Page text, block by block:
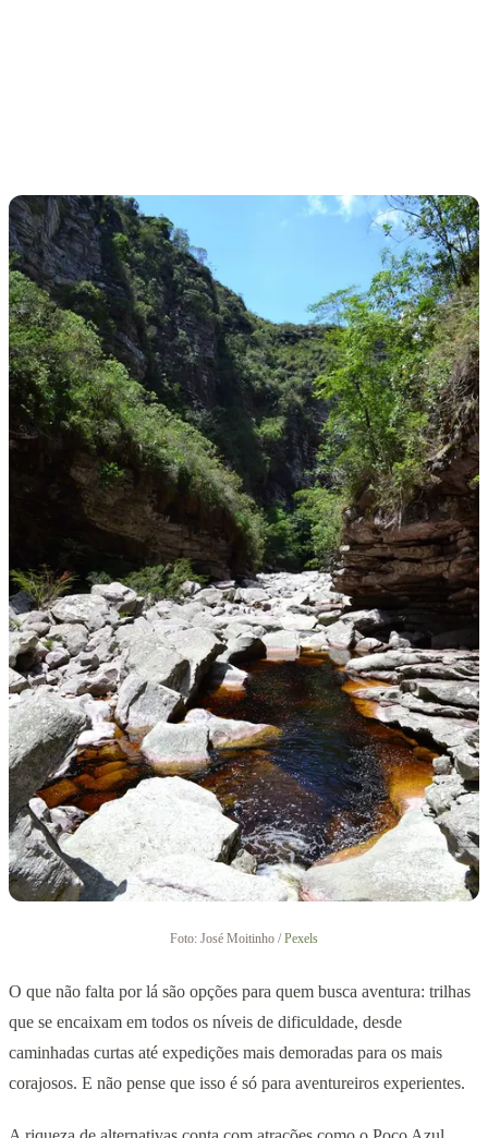
Foto: José Moitinho /Pexels
O que não falta por lá são opções para quem busca aventura: trilhas
que se encaixam em todos os níveis de dificuldade, desde
caminhadas curtas até expedições mais demoradas para os mais
corajosos. E não pense que isso é só para aventureiros experientes.